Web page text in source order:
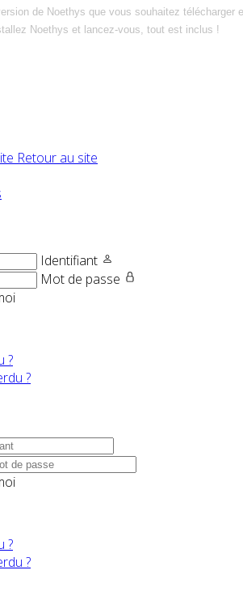
de Noethys que vous souhaitez télécharger
Noethys et lancez-vous, tout est inclus !
Retour au site
Identifiant
Mot de passe
?
?
?
?